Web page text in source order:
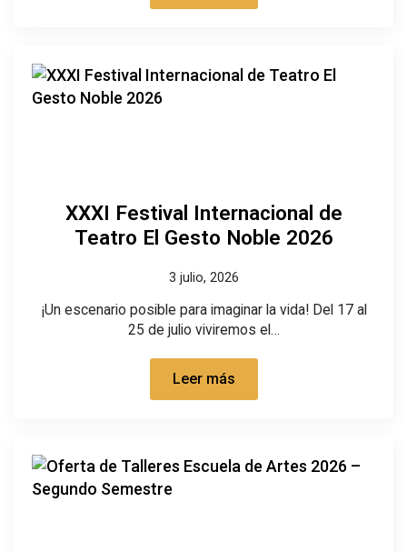
XXXI Festival Internacional de
Teatro El Gesto Noble 2026
3 julio, 2026
¡Un escenario posible para imaginar la vida! Del 17 al
25 de julio viviremos el…
Leer más